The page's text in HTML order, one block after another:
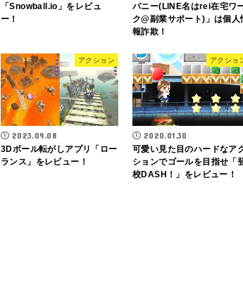
「Snowball.io」をレビュ
ー！
パニー(LINE名はrei在宅ワ
ク@副業サポート)」は個人
報詐欺！
アクション
2023.09.08
3Dボール転がしアプリ「ロー
ランス」をレビュー！
アクショ
2020.01.30
可愛い見た目のハードなア
ションでゴールを目指せ「
校DASH！」をレビュー！